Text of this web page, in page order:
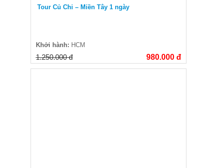
Tour Củ Chi – Miền Tây 1 ngày
Khởi hành: HCM
1.250.000 đ 980.000 đ